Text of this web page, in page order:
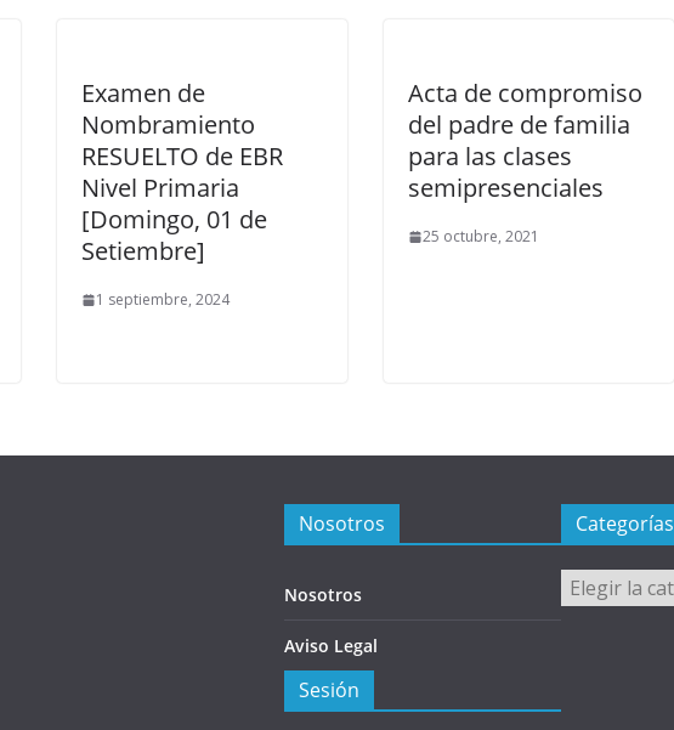
Examen de
Nombramiento
RESUELTO de EBR
Nivel Primaria
[Domingo, 01 de
Setiembre]
1 septiembre, 2024
Acta de compromiso
del padre de familia
para las clases
semipresenciales
25 octubre, 2021
Nosotros
Nosotros
Aviso Legal
Sesión
Categorías
Categorías